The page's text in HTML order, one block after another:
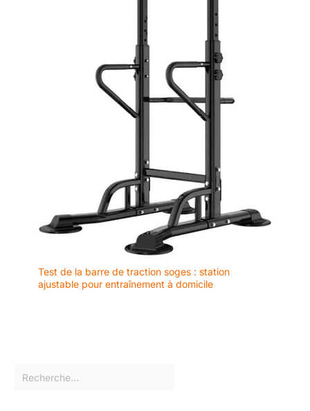
nous vous aiderons à
créer un espace qui
soutient vos objectifs
de fitness de manière
simple et efficace.
Test de la barre de traction soges : station
ajustable pour entraînement à domicile